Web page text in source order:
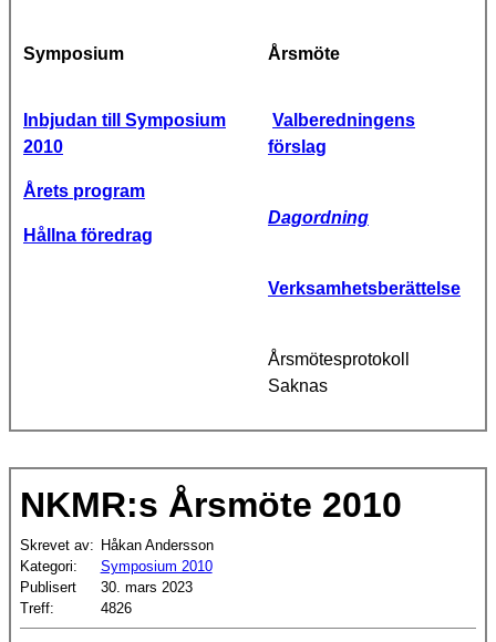
Symposium Årsmöte
Inbjudan till Symposium
2010
Årets program
Hållna föredrag
Valberedningens
förslag
Dagordning
Verksamhetsberättelse
Årsmötesprotokoll
Saknas
NKMR:s Årsmöte 2010
Skrevet av: Håkan Andersson
Kategori:
Symposium 2010
Publisert
30. mars 2023
Treff:
4826